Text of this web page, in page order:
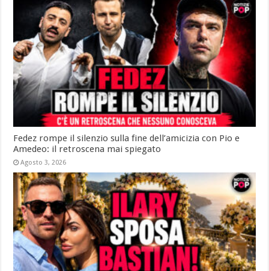
Fedez rompe il silenzio sulla fine dell’amicizia con Pio e
Amedeo: il retroscena mai spiegato
Agosto 3, 2026